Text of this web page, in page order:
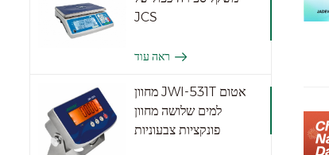
JCS
ראה עוד
מחוון JWI-531T אטום
למים שלושה מחוון
פונקציות צבעוניות